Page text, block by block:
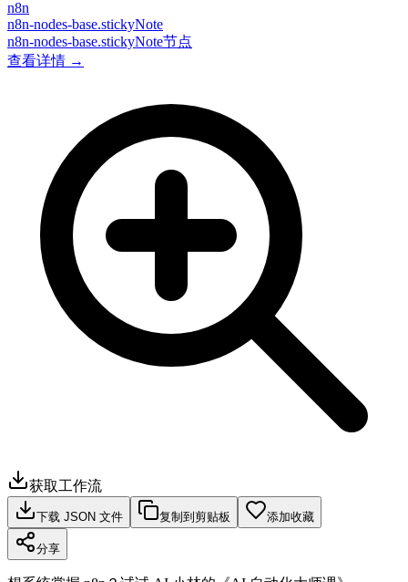
n8n
n8n-nodes-base.stickyNote
n8n-nodes-base.stickyNote节点
查看详情 →
获取工作流
下载 JSON 文件 复制到剪贴板 添加收藏
分享